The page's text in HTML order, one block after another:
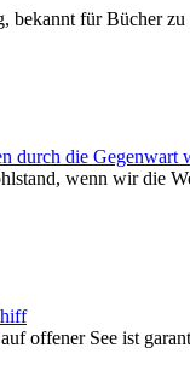
bekannt für Bücher
durch die Gegenwart
wenn wir die
offener See ist